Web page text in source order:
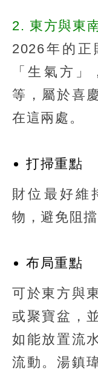
2. 東方與東
2026年的正
「生氣方
等，屬於喜
在這兩處。
打掃重點
財位最好維
物，避免阻擋
布局重點
可於東方與
或聚寶盆，
如能放置流
流動。湯鎮